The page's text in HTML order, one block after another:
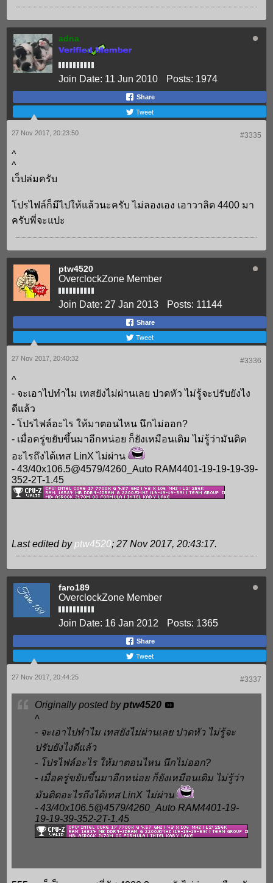
adna
Join Date: 11 Jun 2010 Posts: 1974
Share
Tweet
#3335
27 Nov 2017, 20:23:50
^
^
เว็ปล่มครับ
โปรไฟล์ก็มีไปให้แล้วนะครับ ไม่ลองเอง เอาวาลิด 4400 มา
ครับพี่จะแปะ
ptw4520
OverclockZone Member
Join Date: 27 Jan 2013 Posts: 11144
Share
Tweet
#3336
27 Nov 2017, 20:40:32
^
- จะเอาไปทำไม เทสยังไม่ผ่านเลย ปวดหัว ไม่รู้จะปรับยังไง
ดีแล้ว
- โปรไฟล์อะไร ให้มาตอนไหน นึกไม่ออก?
- เมื่อครู่ขยับขึ้นมาอีกหน่อย ก็ยังเหมือนเดิม ไม่รู้ว่ามันติด
อะไรถึงได้เทส LinX ไม่ผ่าน
- 43/40x106.5@4579/4260_Auto RAM4401-19-19-19-39-
352-2T-1.45
Last edited byptw4520; 27 Nov 2017, 20:43:17.
faro189
OverclockZone Member
Join Date: 16 Jan 2012 Posts: 1365
Share
Tweet
#3337
27 Nov 2017, 20:44:25
Originally posted byptw4520
^
- จะเอาไปทำไม เทสยังไม่ผ่านเลย ปวดหัว ไม่รู้จะ
ปรับยังไงดีแล้ว
- โปรไฟล์อะไร ให้มาตอนไหน นึกไม่ออก?
- เมื่อครู่ขยับขึ้นมาอีกหน่อย ก็ยังเหมือนเดิม ไม่รู้ว่า
มันติดอะไรถึงได้เทส LinX ไม่ผ่าน
- 43/40x106.5@4579/4260_Auto RAM4401-19-
19-19-39-352-2T-1.45